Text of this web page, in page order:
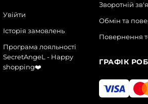
Увійти
Історія замовлень
Програма лояльності
SecretAngeL - Happy
shopping❤️
Зворотній
Обмін та
Повернення
ГРАФІК